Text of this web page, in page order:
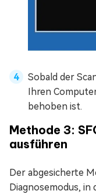
Sobald der
Ihren
behoben ist.
Methode 3:
ausführen
Der abgesicherte
Diagnosemodus,